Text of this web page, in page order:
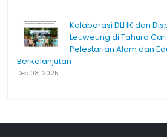
Kolaborasi DLHK dan
Leuweung di Tahura
Pelestarian Alam dan
Berkelanjutan
Dec 08, 2025